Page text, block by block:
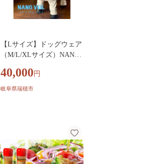
【Lサイズ】ドッグウェア
（M/L/XLサイズ）NANO
ンケア| 犬 犬用 服 ドッグ
ウェア ペット ペット服 わ
40,000 円
岐阜県瑞穂市